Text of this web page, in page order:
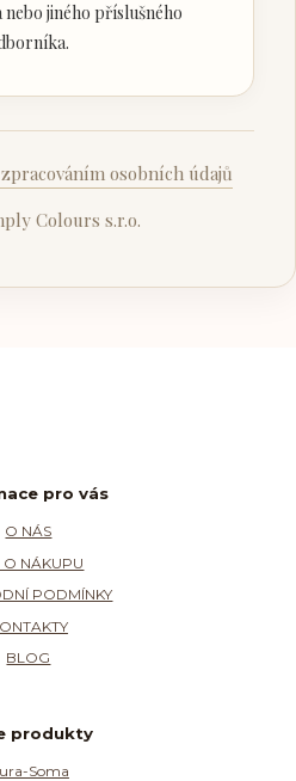
jiného příslušného
osobních údajů
Colours s.r.o.
pro vás
O NÁS
O NÁKUPU
PODMÍNKY
BLOG
produkty
Soma